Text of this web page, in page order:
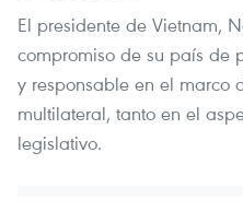
El presidente de Vietnam,
compromiso de su país de
y responsable en el marco
multilateral, tanto en el
legislativo.